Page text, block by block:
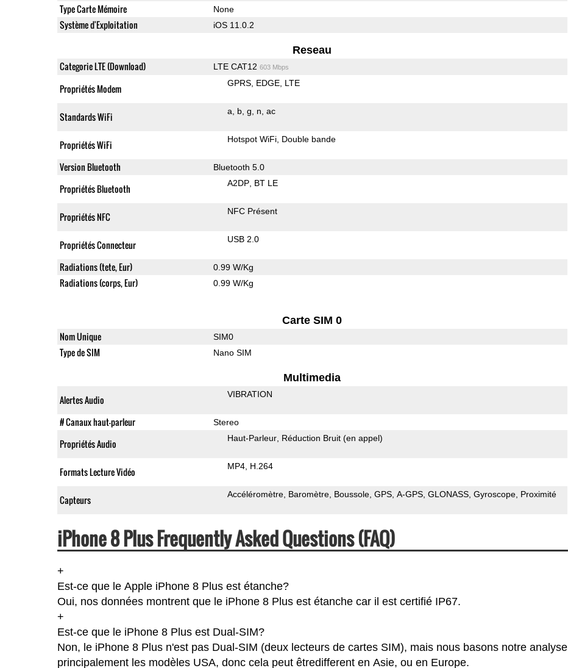
Type Carte Mémoire None
Système d'Exploitation iOS 11.0.2
Reseau
Categorie LTE (Download) LTE CAT12 603 Mbps
Propriétés Modem GPRS EDGE LTE
Standards WiFi a b g n ac
Propriétés WiFi Hotspot WiFi Double bande
Version Bluetooth Bluetooth 5.0
Propriétés Bluetooth A2DP BT LE
Propriétés NFC NFC Présent
Propriétés Connecteur USB 2.0
Radiations (tete, Eur) 0.99 W/Kg
Radiations (corps, Eur) 0.99 W/Kg
Carte SIM 0
Nom Unique SIM0
Type de SIM Nano SIM
Multimedia
Alertes Audio VIBRATION
# Canaux haut-parleur Stereo
Propriétés Audio Haut-Parleur Réduction Bruit (en appel)
Formats Lecture Vidéo MP4 H.264
Capteurs Accéléromètre Baromètre Boussole GPS A-GPS GLONASS Gyroscope Proximité
iPhone 8 Plus Frequently Asked Questions (FAQ)
+
Est-ce que le Apple iPhone 8 Plus est étanche?
Oui, nos données montrent que le iPhone 8 Plus est étanche car il est certifié IP67.
+
Est-ce que le iPhone 8 Plus est Dual-SIM?
Non, le iPhone 8 Plus n'est pas Dual-SIM (deux lecteurs de cartes SIM), mais nous basons notre analyse
principalement les modèles USA, donc cela peut êtredifferent en Asie, ou en Europe.